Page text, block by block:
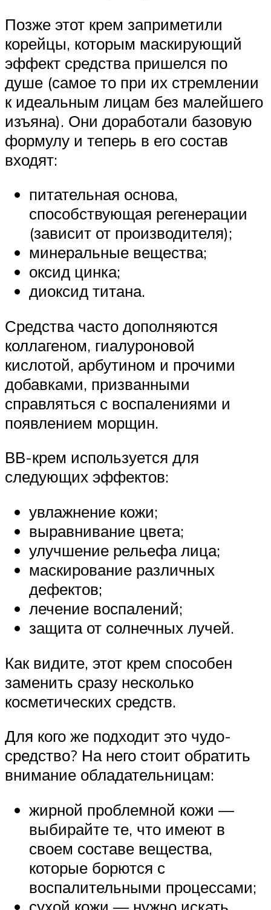
Позже этот крем заприметили
корейцы, которым маскирующий
эффект средства пришелся по
душе (самое то при их стремлении
к идеальным лицам без малейшего
изъяна). Они доработали базовую
формулу и теперь в его состав
входят:
питательная основа,
способствующая регенерации
(зависит от производителя);
минеральные вещества;
оксид цинка;
диоксид титана.
Средства часто дополняются
коллагеном, гиалуроновой
кислотой, арбутином и прочими
добавками, призванными
справляться с воспалениями и
появлением морщин.
ВВ-крем используется для
следующих эффектов:
увлажнение кожи;
выравнивание цвета;
улучшение рельефа лица;
маскирование различных
дефектов;
лечение воспалений;
защита от солнечных лучей.
Как видите, этот крем способен
заменить сразу несколько
косметических средств.
Для кого же подходит это чудо-
средство? На него стоит обратить
внимание обладательницам:
жирной проблемной кожи —
выбирайте те, что имеют в
своем составе вещества,
которые борются с
воспалительными процессами;